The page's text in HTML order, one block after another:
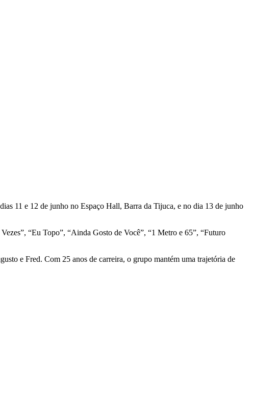
11 e 12 de junho no Espaço Hall, Barra da Tijuca, e no dia 13 de junho
“Eu Topo”, “Ainda Gosto de Você”, “1 Metro e 65”, “Futuro
e Fred. Com 25 anos de carreira, o grupo mantém uma trajetória de